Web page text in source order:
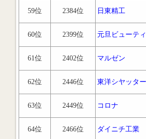
59位 2384位 日東精工
60位 2399位 元旦ビューテ
61位 2402位 マルゼン
62位 2446位 東洋シヤッター
63位 2449位 コロナ
64位 2466位 ダイニチ工業